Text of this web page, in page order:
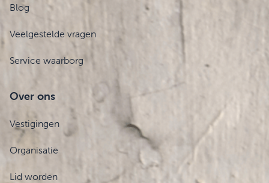
Blog
Veelgestelde vragen
Service waarborg
Over ons
Vestigingen
Organisatie
Lid worden